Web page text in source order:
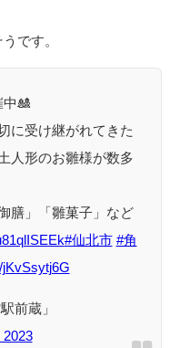
です。
中🎎
に受け継がれてきた
人形のお雛様が数多
膳」「雛菓子」など
#仙北市 #角
jKvSsytj6G
前蔵」
2023